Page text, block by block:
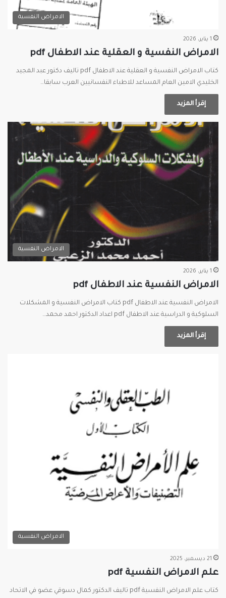
الامراض النفسية
1 يناير، 2026
الامراض النفسية و العقلية عند الاطفال pdf
كتاب الامراض النفسية و العقلية عند الاطفال pdf تاليف دكتور عبد المجيد
الخليدي الامين العام المساعد للاطباء النفسانيين العرب سابقا…
إقرأ المزيد
الامراض النفسية
1 يناير، 2026
الامراض النفسية عند الاطفال pdf
الامراض النفسية عند الاطفال pdf كتاب الامراض النفسية و المشكلات
السلوكية و الدراسية عند الاطفال pdf اعداد الدكتور احمد محمد…
إقرأ المزيد
الامراض النفسية
21 ديسمبر، 2025
علم الامراض النفسية pdf
كتاب علم الامراض النفسية pdf تاليف الدكتور كمال دسوقي عضو في الاتحاد